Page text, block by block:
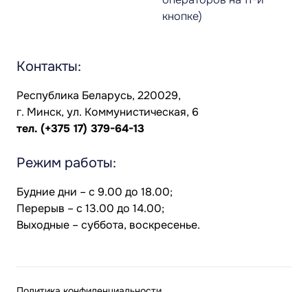
кнопке)
Контакты:
Республика Беларусь, 220029,
г. Минск, ул. Коммунистическая, 6
тел. (+375 17) 379-64-13
Режим работы:
Будние дни – с 9.00 до 18.00;
Перерыв – с 13.00 до 14.00;
Выходные – суббота, воскресенье.